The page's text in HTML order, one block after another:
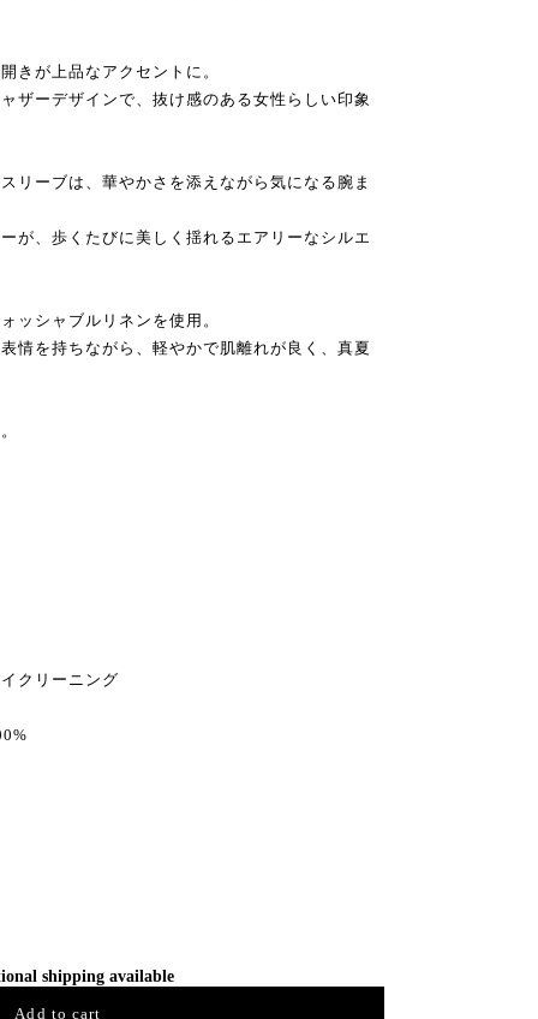
きが上品なアクセントに。
ザーデザインで、抜け感のある女性らしい印象
リーブは、華やかさを添えながら気になる腕ま
が、歩くたびに美しく揺れるエアリーなシルエ
ッシャブルリネンを使用。
情を持ちながら、軽やかで肌離れが良く、真夏
リーニング
shipping available
Add to cart